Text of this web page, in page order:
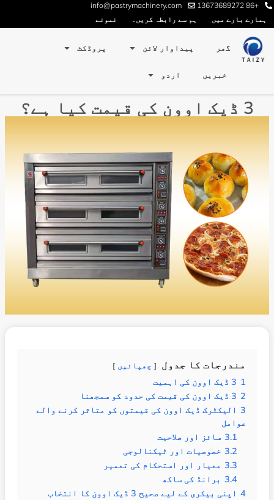
+86 13673689272
info@pastrymachinery.com
ہمارے بارے میں
ہم سے رابطہ کریں۔ نمونے
گھر پیداوار لائن پروڈکٹ
خبریں اردو
3 ڈیک اوون کی قیمت کیا ہے؟
مندرجات کا جدول چھپائیں
1 3 ڈیک اوون کی اہمیت
2 3 ڈیک اوون کی قیمت کی حدود کو سمجھنا
3 الیکٹرک ڈیک اوون کی قیمتوں کو متاثر کرنے والے
عوامل
3.1 سائز اور صلاحیت
3.2 خصوصیات اور ٹیکنالوجی
3.3 معیار اور استحکام کی تعمیر
3.4 برانڈ کی ساکھ
4
اپنی بیکری کے لیے صحیح 3 ڈیک اوون کا انتخاب